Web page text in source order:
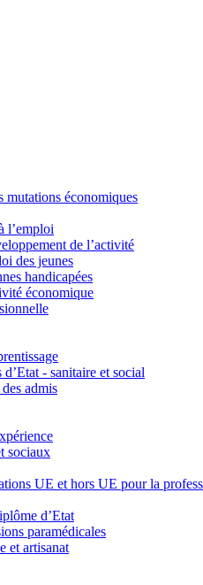
mutations économiques
l’emploi
de l’activité
des jeunes
handicapées
économique
- sanitaire et social
admis
sociaux
UE et hors UE pour la
d’Etat
paramédicales
et artisanat